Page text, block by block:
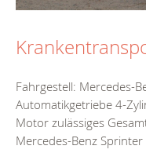
Fahrgestell: Mercedes-
Automatikgetriebe 4-
Motor zulässiges
Mercedes-Benz Sprinter